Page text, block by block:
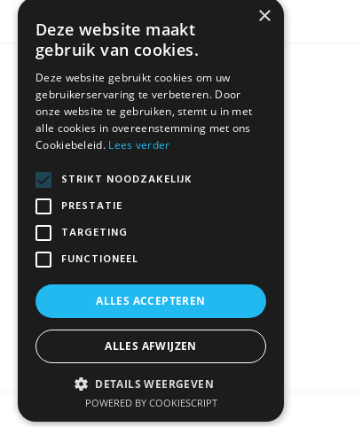
KLANTENSERVICE
Algemene Voorwaarden
Contact
×
Deze website maakt
gebruik van cookies.
Deze website gebruikt cookies om uw
gebruikerservaring te verbeteren. Door
onze website te gebruiken, stemt u in met
alle cookies in overeenstemming met ons
Cookiebeleid. Lees verder
STRIKT NOODZAKELIJK
PRESTATIE
TARGETING
FUNCTIONEEL
ALLES ACCEPTEREN
ALLES AFWIJZEN
DETAILS WEERGEVEN
POWERED BY COOKIESCRIPT